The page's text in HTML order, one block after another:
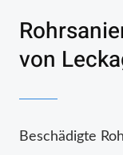
von
Beschädigte